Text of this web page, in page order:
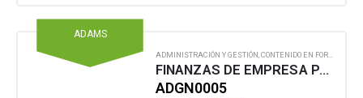
ADAMS
ADMINISTRACIÓN Y GESTIÓN CONTENIDO EN FORMATO DIGITAL
FINANZAS DE EMPRESA PARA NO FINANCIEROS
ADGN0005